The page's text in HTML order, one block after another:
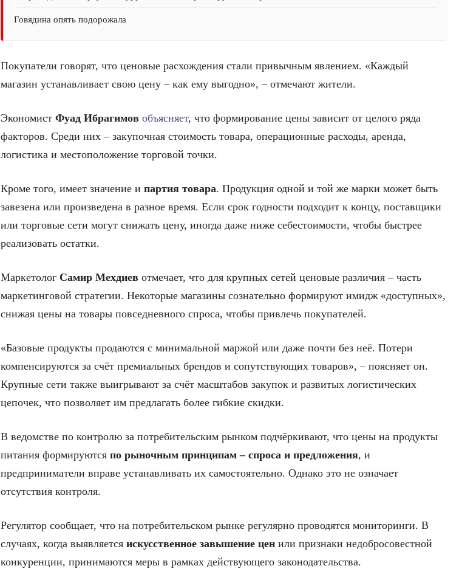
Говядина опять подорожала
Покупатели говорят, что ценовые расхождения стали привычным явлением. «Каждый
магазин устанавливает свою цену – как ему выгодно», – отмечают жители.
Экономист Фуад Ибрагимов объясняет, что формирование цены зависит от целого ряда
факторов. Среди них – закупочная стоимость товара, операционные расходы, аренда,
логистика и местоположение торговой точки.
Кроме того, имеет значение и партия товара. Продукция одной и той же марки может быть
завезена или произведена в разное время. Если срок годности подходит к концу, поставщики
или торговые сети могут снижать цену, иногда даже ниже себестоимости, чтобы быстрее
реализовать остатки.
Маркетолог Самир Мехдиев отмечает, что для крупных сетей ценовые различия – часть
маркетинговой стратегии. Некоторые магазины сознательно формируют имидж «доступных»,
снижая цены на товары повседневного спроса, чтобы привлечь покупателей.
«Базовые продукты продаются с минимальной маржой или даже почти без неё. Потери
компенсируются за счёт премиальных брендов и сопутствующих товаров», – поясняет он.
Крупные сети также выигрывают за счёт масштабов закупок и развитых логистических
цепочек, что позволяет им предлагать более гибкие скидки.
В ведомстве по контролю за потребительским рынком подчёркивают, что цены на продукты
питания формируются по рыночным принципам – спроса и предложения, и
предприниматели вправе устанавливать их самостоятельно. Однако это не означает
отсутствия контроля.
Регулятор сообщает, что на потребительском рынке регулярно проводятся мониторинги. В
случаях, когда выявляется искусственное завышение цен или признаки недобросовестной
конкуренции, принимаются меры в рамках действующего законодательства.